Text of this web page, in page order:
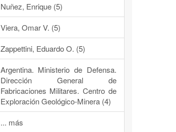
Nuñez, Enrique (5)
Viera, Omar V. (5)
Zappettini, Eduardo O. (5)
Argentina. Ministerio de Defensa.
Dirección General de
Fabricaciones Militares. Centro de
Exploración Geológico-Minera (4)
... más